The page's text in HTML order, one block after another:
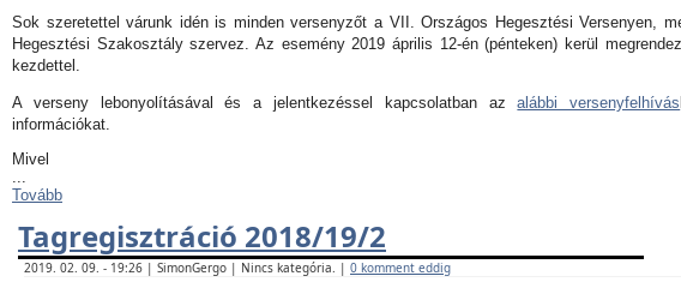
Sok szeretettel várunk idén is minden versenyzőt a VII. Országos Hegesztési Versenyen,
Hegesztési Szakosztály szervez. Az esemény 2019 április 12-én (pénteken) kerül
kezdettel.
A verseny lebonyolításával és a jelentkezéssel kapcsolatban azalábbi versenyfelhívás
információkat.
Mivel
...
Tovább
Tagregisztráció 2018/19/2
2019. 02. 09. - 19:26 | SimonGergo | Nincs kategória. | 0 komment eddig